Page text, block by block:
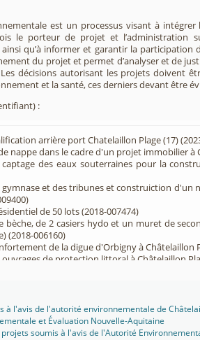
est un processus visant à
le porteur de projet et l’administration
qu’à informer et garantir la
du projet et permet d’analyser et de
décisions autorisant les projets doivent
et la santé, ces derniers devant être
:
arrière port Chatelaillon Plage (17)
nappe dans le cadre d'un projet immobilier à
des eaux souterraines pour la
et des tribunes et construiction d'un
de 50 lots (2018-007474)
de 2 casiers hydo et un muret de
(2018-006160)
de la digue d'Orbigny à Châtelaillon
de protection littoral à Châtelaillon
d'un terrain de camping à Châtelaillon (17)
ouvrages de protection maritime contre le
à l'avis de l'autorité environnementale de
et Évaluation Nouvelle-Aquitaine
soumis à l'avis de l'Autorité